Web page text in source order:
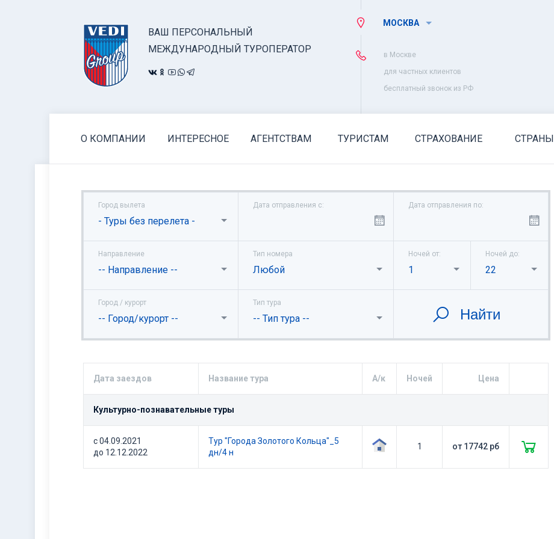
ВАШ ПЕРСОНАЛЬНЫЙ
МЕЖДУНАРОДНЫЙ ТУРОПЕРАТОР
МОСКВА
в Москве
для частных клиентов
бесплатный звонок из РФ
О КОМПАНИИ ИНТЕРЕСНОЕ АГЕНТСТВАМ ТУРИСТАМ СТРАХОВАНИЕ СТРАНЫ
- Туры без перелета -
Город вылета Дата отправления с: Дата отправления по:
-- Направление --
Направление
Любой
Тип номера
1
Ночей от:
22
Ночей до:
-- Город/курорт --
Город / курорт
-- Тип тура --
Тип тура
Найти
Дата заездов Название тура А/к Ночей Цена
Культурно-познавательные туры
с 04.09.2021
до 12.12.2022
Тур "Города Золотого Кольца"_5
дн/4 н
1 от 17742 рб